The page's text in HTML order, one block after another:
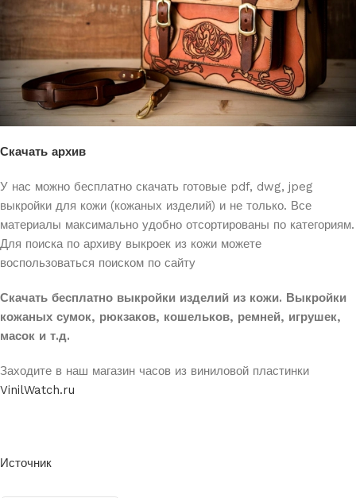
Скачать архив
У нас можно бесплатно скачать готовые pdf, dwg, jpeg
выкройки для кожи (кожаных изделий) и не только. Все
материалы максимально удобно отсортированы по категориям.
Для поиска по архиву выкроек из кожи можете
воспользоваться поиском по сайту
Скачать бесплатно выкройки изделий из кожи. Выкройки
кожаных сумок, рюкзаков, кошельков, ремней, игрушек,
масок и т.д.
Заходите в наш магазин часов из виниловой пластинки
VinilWatch.ru
Источник